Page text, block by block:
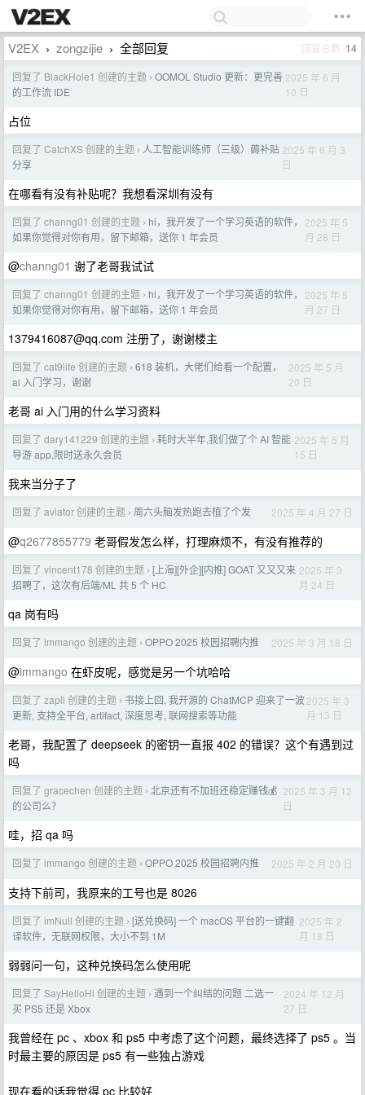
V2EX › zongzijie › 全部回复 回复总数 14
回复了 BlackHole1 创建的主题 › OOMOL Studio 更新：更完善
的工作流 IDE
2025 年 6 月
10 日
占位
回复了 CatchXS 创建的主题 › 人工智能训练师（三级）薅补贴
分享
2025 年 6 月 3
日
在哪看有没有补贴呢？我想看深圳有没有
回复了 channg01 创建的主题 › hi，我开发了一个学习英语的软件，
如果你觉得对你有用，留下邮箱，送你 1 年会员
2025 年 5
月 28 日
@channg01 谢了老哥我试试
回复了 channg01 创建的主题 › hi，我开发了一个学习英语的软件，
如果你觉得对你有用，留下邮箱，送你 1 年会员
2025 年 5
月 27 日
1379416087@qq.com 注册了，谢谢楼主
回复了 cat9life 创建的主题 › 618 装机，大佬们给看一个配置，
ai 入门学习，谢谢
2025 年 5 月
20 日
老哥 ai 入门用的什么学习资料
回复了 dary141229 创建的主题 › 耗时大半年,我们做了个 AI 智能
导游 app,限时送永久会员
2025 年 5 月
15 日
我来当分子了
回复了 aviator 创建的主题 › 周六头脑发热跑去植了个发 2025 年 4 月 27 日
@q2677855779 老哥假发怎么样，打理麻烦不，有没有推荐的
回复了 vincent178 创建的主题 › [上海][外企][内推] GOAT 又又又来
招聘了，这次有后端/ML 共 5 个 HC
2025 年 3
月 24 日
qa 岗有吗
回复了 immango 创建的主题 › OPPO 2025 校园招聘内推 2025 年 3 月 18 日
@immango 在虾皮呢，感觉是另一个坑哈哈
回复了 zapll 创建的主题 › 书接上回, 我开源的 ChatMCP 迎来了一波
更新, 支持全平台, artifact, 深度思考, 联网搜索等功能
2025 年 3
月 13 日
老哥，我配置了 deepseek 的密钥一直报 402 的错误？这个有遇到过
吗
回复了 gracechen 创建的主题 › 北京还有不加班还稳定赚钱💰
的公司么？
2025 年 3 月 12
日
哇，招 qa 吗
回复了 immango 创建的主题 › OPPO 2025 校园招聘内推 2025 年 2 月 20 日
支持下前司，我原来的工号也是 8026
回复了 imNull 创建的主题 › [送兑换码] 一个 macOS 平台的一键翻
译软件，无联网权限，大小不到 1M
2025 年 2
月 18 日
弱弱问一句，这种兑换码怎么使用呢
回复了 SayHelloHi 创建的主题 › 遇到一个纠结的问题 二选一
买 PS5 还是 Xbox
2024 年 12 月
27 日
我曾经在 pc 、xbox 和 ps5 中考虑了这个问题，最终选择了 ps5 。当
时最主要的原因是 ps5 有一些独占游戏
现在看的话我觉得 pc 比较好